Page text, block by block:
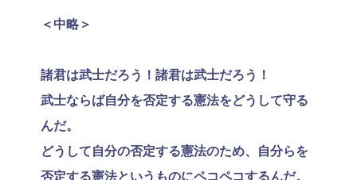
＜中略＞
諸君は武士だろう！諸君は武士だろう！
武士ならば自分を否定する憲法をどうして守る
んだ。
どうして自分の否定する憲法のため、自分らを
否定する憲法というものにペコペコするんだ。